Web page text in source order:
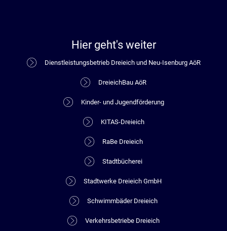
Hier geht's weiter
Dienstleistungsbetrieb Dreieich und Neu-Isenburg AöR
DreieichBau AöR
Kinder- und Jugendförderung
KITAS-Dreieich
RaBe Dreieich
Stadtbücherei
Stadtwerke Dreieich GmbH
Schwimmbäder Dreieich
Verkehrsbetriebe Dreieich